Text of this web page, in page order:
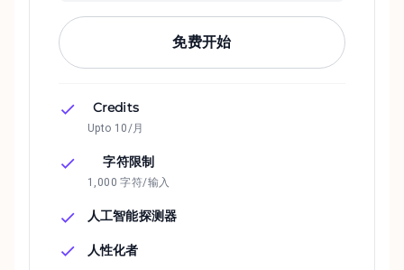
免费开始
Credits
Upto 10/月
字符限制
1,000 字符/输入
人工智能探测器
人性化者